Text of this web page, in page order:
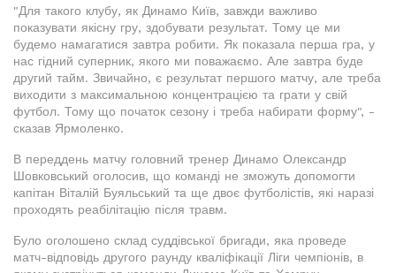
"Для такого клубу, як Динамо Київ, завжди важливо
показувати якісну гру, здобувати результат. Тому це ми
будемо намагатися завтра робити. Як показала перша гра, у
нас гідний суперник, якого ми поважаємо. Але завтра буде
другий тайм. Звичайно, є результат першого матчу, але треба
виходити з максимальною концентрацією та грати у свій
футбол. Тому що початок сезону і треба набирати форму", -
сказав Ярмоленко.
В переддень матчу головний тренер Динамо Олександр
Шовковський оголосив, що команді не зможуть допомогти
капітан Віталій Буяльський та ще двоє футболістів, які наразі
проходять реабілітацію після травм.
Було оголошено склад суддівської бригади, яка проведе
матч-відповідь другого раунду кваліфікації Ліги чемпіонів, в